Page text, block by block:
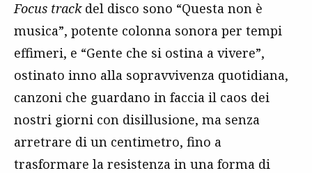
Focus trackdel disco sono “Questa non è
musica”, potente colonna sonora per tempi
effimeri, e “Gente che si ostina a vivere”,
ostinato inno alla sopravvivenza quotidiana,
canzoni che guardano in faccia il caos dei
nostri giorni con disillusione, ma senza
arretrare di un centimetro, fino a
trasformare la resistenza in una forma di